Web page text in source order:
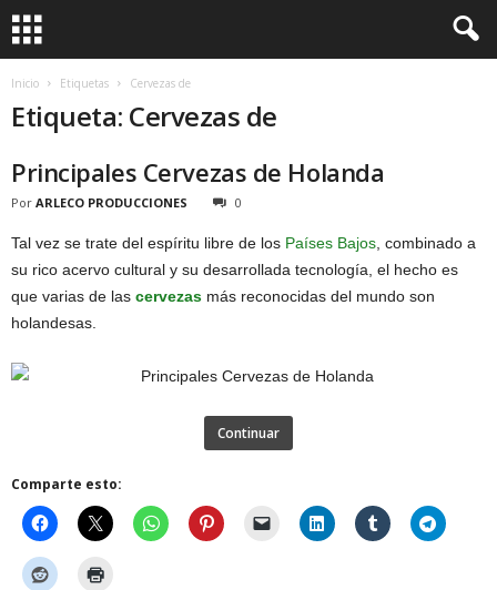
Inicio Etiquetas Cervezas de
Etiqueta: Cervezas de
Principales Cervezas de Holanda
Por ARLECO PRODUCCIONES 0
Tal vez se trate del espíritu libre de los Países Bajos , combinado a
su rico acervo cultural y su desarrollada tecnología, el hecho es
que varias de las cervezas más reconocidas del mundo son
holandesas.
Continuar
Comparte esto: